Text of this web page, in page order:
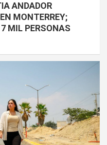
ANDADOR
MONTERREY;
MIL PERSONAS